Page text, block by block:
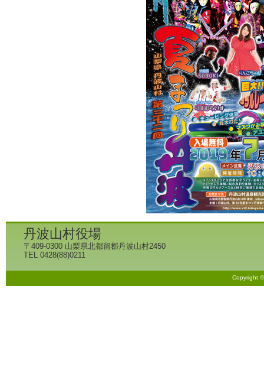
丹波山村役場
〒409-0300 山梨県北都留郡丹波山村2450
TEL 0428(88)0211
Copyright